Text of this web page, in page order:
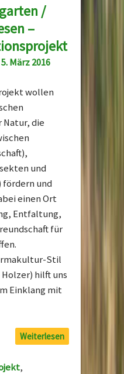
/
–
5. März 2016
wollen
die
und
fördern und
einen Ort
Entfaltung,
für
Stil
hilft uns
Einklang mit
Weiterlesen
,